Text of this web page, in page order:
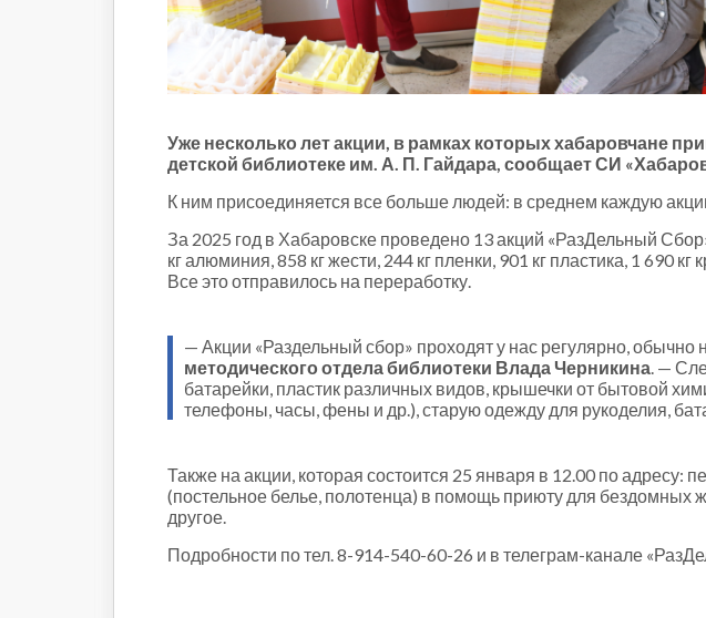
среда
Объясняем
Новогоднее
Паводок-2021
Антифейк
Уже несколько лет акции, в рамках которых хабаровчане
детской библиотеке им. А. П. Гайдара, сообщает СИ
К ним присоединяется все больше людей: в среднем каждую
За 2025 год в Хабаровске проведено 13 акций «РазДельный
кг алюминия, 858 кг жести, 244 кг пленки, 901 кг пластика, 1 690
Все это отправилось на переработку.
— Акции «Раздельный сбор» проходят у нас регулярно,
методического отдела библиотеки Влада Черникина. —
батарейки, пластик различных видов, крышечки от бытовой
телефоны, часы, фены и др.), старую одежду для рукоделия,
Также на акции, которая состоится 25 января в 12.00 по адресу:
(постельное белье, полотенца) в помощь приюту для бездомных
другое.
Подробности по тел. 8-914-540-60-26 и в телеграм-канале